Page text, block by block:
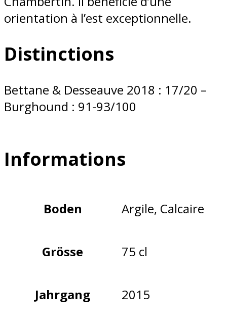
orientation à l’est exceptionnelle.
Distinctions
Bettane & Desseauve 2018 : 17/20 –
Burghound : 91-93/100
Informations
Boden Argile, Calcaire
Grösse 75 cl
Jahrgang 2015